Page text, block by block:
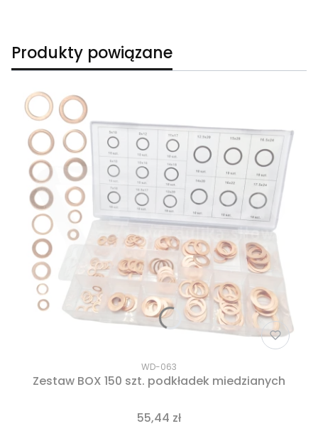
Produkty powiązane
WD-063
Zestaw BOX 150 szt. podkładek miedzianych
55,44 zł